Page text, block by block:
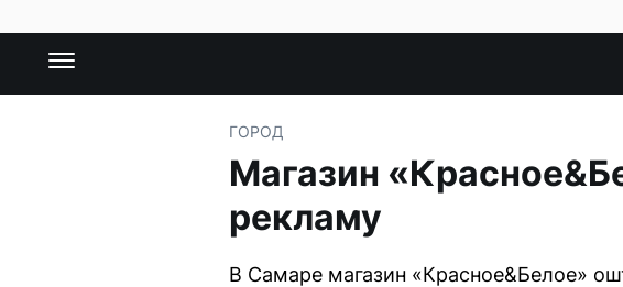
ГОРОД
Магазин
рекламу
В Самаре магазин «Красное&Белое»